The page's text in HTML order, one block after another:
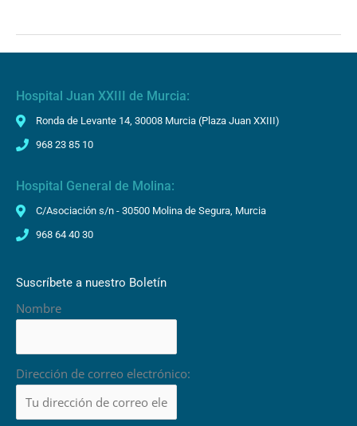
Hospital Juan XXIII de Murcia:
Ronda de Levante 14, 30008 Murcia (Plaza Juan XXIII)
968 23 85 10
Hospital General de Molina:
C/Asociación s/n - 30500 Molina de Segura, Murcia
968 64 40 30
Suscríbete a nuestro Boletín
Nombre
Dirección de correo electrónico: